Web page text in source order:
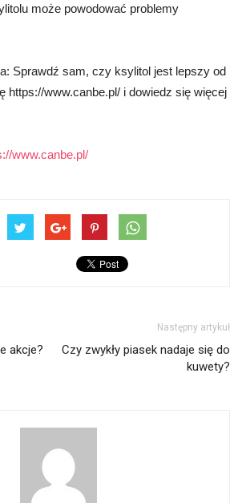
może powodować problemy
Sprawdź sam, czy ksylitol jest lepszy od
https://www.canbe.pl/ i dowiedz się więcej
www.canbe.pl/
akcje?
Następny artykuł
Czy zwykły piasek nadaje się do
kuwety?